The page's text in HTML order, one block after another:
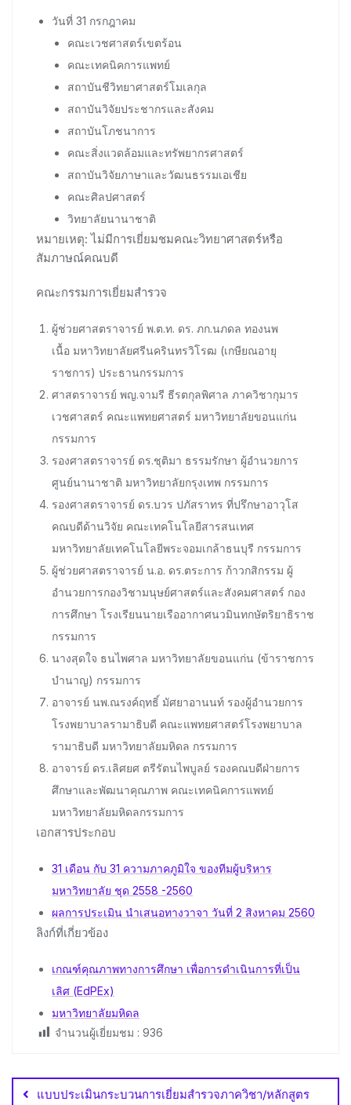
วันที่ 31 กรกฎาคม
คณะเวชศาสตร์เขตร้อน
คณะเทคนิคการแพทย์
สถาบันชีวิทยาศาสตร์โมเลกุล
สถาบันวิจัยประชากรและสังคม
สถาบันโภชนาการ
คณะสิ่งแวดล้อมและทรัพยากรศาสตร์
สถาบันวิจัยภาษาและวัฒนธรรมเอเชีย
คณะศิลปศาสตร์
วิทยาลัยนานาชาติ
หมายเหตุ: ไม่มีการเยี่ยมชมคณะวิทยาศาสตร์หรือ
สัมภาษณ์คณบดี
คณะกรรมการเยี่ยมสำรวจ
ผู้ช่วยศาสตราจารย์ พ.ต.ท. ดร. ภก.นภดล ทองนพ
เนื้อ มหาวิทยาลัยศรีนครินทรวิโรฒ (เกษียณอายุ
ราชการ) ประธานกรรมการ
ศาสตราจารย์ พญ.จามรี ธีรตกุลพิศาล ภาควิชากุมาร
เวชศาสตร์ คณะแพทยศาสตร์ มหาวิทยาลัยขอนแก่น
กรรมการ
รองศาสตราจารย์ ดร.ชุติมา ธรรมรักษา ผู้อำนวยการ
ศูนย์นานาชาติ มหาวิทยาลัยกรุงเทพ กรรมการ
รองศาสตราจารย์ ดร.บวร ปภัสราทร ที่ปรึกษาอาวุโส
คณบดีด้านวิจัย คณะเทคโนโลยีสารสนเทศ
มหาวิทยาลัยเทคโนโลยีพระจอมเกล้าธนบุรี กรรมการ
ผู้ช่วยศาสตราจารย์ น.อ. ดร.ตระการ ก้าวกสิกรรม ผู้
อำนวยการกองวิชามนุษย์ศาสตร์และสังคมศาสตร์ กอง
การศึกษา โรงเรียนนายเรืออากาศนวมินทกษัตริยาธิราช
กรรมการ
นางสุดใจ ธนไพศาล มหาวิทยาลัยขอนแก่น (ข้าราชการ
บำนาญ) กรรมการ
อาจารย์ นพ.ณรงค์ฤทธิ์ มัศยาอานนท์ รองผู้อำนวยการ
โรงพยาบาลรามาธิบดี คณะแพทยศาสตร์โรงพยาบาล
รามาธิบดี มหาวิทยาลัยมหิดล กรรมการ
อาจารย์ ดร.เลิศยศ ตรีรัตนไพบูลย์ รองคณบดีฝ่ายการ
ศึกษาและพัฒนาคุณภาพ คณะเทคนิคการแพทย์
มหาวิทยาลัยมหิดลกรรมการ
เอกสารประกอบ
31 เดือน กับ 31 ความภาคภูมิใจ ของทีมผู้บริหาร
มหาวิทยาลัย ชุด 2558 -2560
ผลการประเมิน นำเสนอทางวาจา วันที่ 2 สิงหาคม 2560
ลิงก์ที่เกี่ยวข้อง
เกณฑ์คุณภาพทางการศึกษา เพื่อการดำเนินการที่เป็น
เลิศ (EdPEx)
มหาวิทยาลัยมหิดล
จำนวนผู้เยี่ยมชม : 936
navigation
แบบประเมินกระบวนการเยี่ยมสำรวจภาควิชา/หลักสูตร